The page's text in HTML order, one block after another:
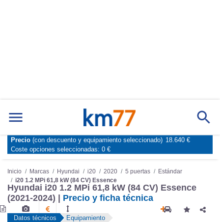
Marcas Comparador de coches
Inicio Marcas Hyundai i20 2020 5 puertas
Estándar
i20 1.2 MPi 61,8 kW (84 CV) Essence
Hyundai i20 1.2 MPi 61,8 kW (84 CV) Essence
(2021-2024) | Precio y ficha técnica
Datos técnicos Equipamiento
Precio (con descuento y equipamiento seleccionado) 18.640 €
Coste opciones seleccionadas: 0 €